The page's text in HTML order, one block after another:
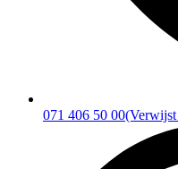
071 406 50 00(Verwijst